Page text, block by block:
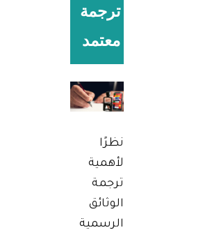
ترجمة
معتمد
نظرًا
لأهمية
ترجمة
الوثائق
الرسمية